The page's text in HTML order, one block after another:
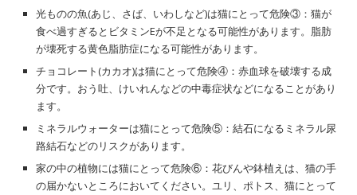
光ものの魚(あじ、さば、いわしなど)は猫にとって危険③：猫が
食べ過すぎるとビタミンEが不足となる可能性があります。脂肪
が壊死する黄色脂肪症になる可能性があります。
チョコレート(カカオ)は猫にとって危険④：赤血球を破壊する成
分です。おう吐、けいれんなどの中毒症状などになることがあり
ます。
ミネラルウォーターは猫にとって危険⑤：結石になるミネラル尿
路結石などのリスクがあります。
家の中の植物には猫にとって危険⑥：花びんや鉢植えは、猫の手
の届かないところにおいてください。ユリ、ポトス、猫にとって